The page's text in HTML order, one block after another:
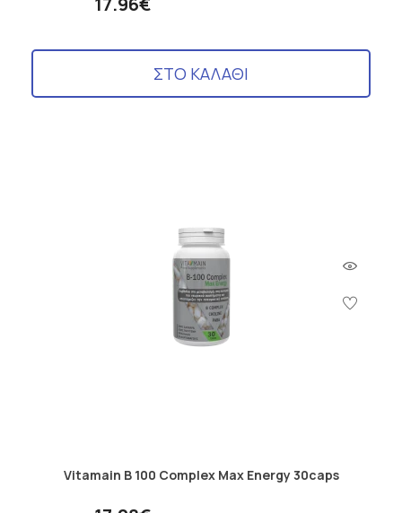
ΣΤΟ ΚΑΛΑΘΙ
Vitamain B 100 Complex Max Energy 30caps